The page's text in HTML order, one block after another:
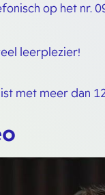
op het nr.
leerplezier!
met meer dan